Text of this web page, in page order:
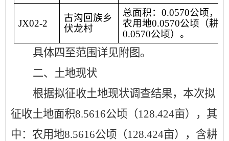
JX02-2
古沟回族乡
伏龙村
总面积： 0.0570公顷，
农用地0.0570公顷（耕地
0.0570公顷）。
具体四至范围详见附图。
二、土地现状
根据拟征收土地现状调查结果，本次拟
征收土地面积8.5616公顷（128.424亩），其
中：农用地8.5616公顷（128.424亩），含耕